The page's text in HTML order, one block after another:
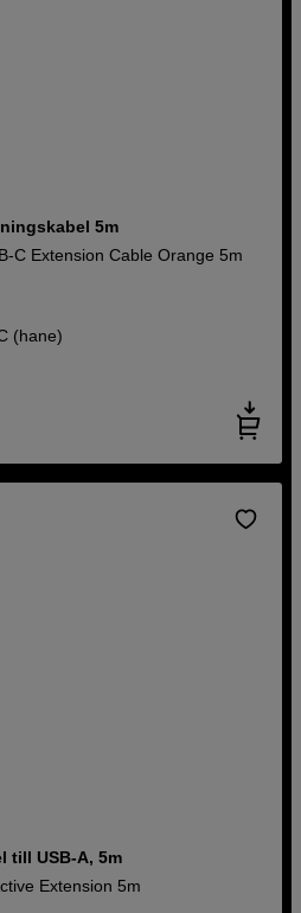
5m
C Extension Cable Orange 5m
(hane)
till USB-A, 5m
Extension 5m